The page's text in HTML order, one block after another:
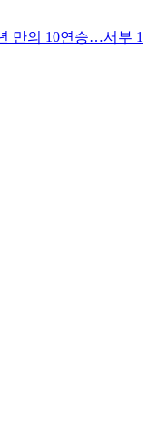
만의 10연승…서부 1